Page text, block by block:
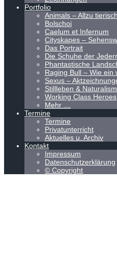
Portfolio
Animals – Allzu
Bolschoi
Caelum et Infernum
Cityskapes –
Das Portrait
Die Schuhe der
Phantastische
Raging Bull – Wie ein
Sexus –
Stillleben &
Working Class Heroes
Mehr …
Termine
Termine
Privatunterricht
Aktuelles u. Archiv
Kontakt
Impressum
Datenschutzerklärung
© Copyright